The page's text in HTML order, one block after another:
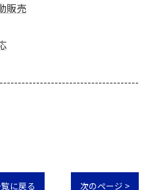
販売
に戻る 次のページ >